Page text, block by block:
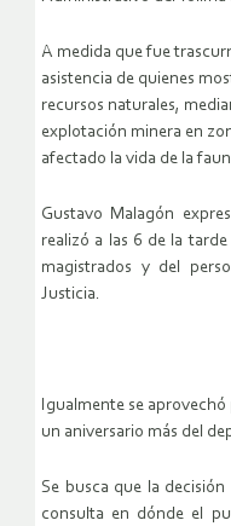
A medida que fue
asistencia de quienes
recursos naturales,
explotación minera en
afectado la vida de la
Gustavo Malagón
realizó a las 6 de la
magistrados y del
Justicia.
Igualmente se
un aniversario más del
Se busca que la
consulta en dónde el